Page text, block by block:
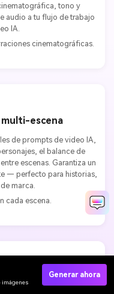
tono y
audio a tu flujo de trabajo
IA.
cinematográficas.
escena
de prompts de video IA,
el balance de
escenas. Garantiza un
— perfecto para historias,
marca.
cada escena.
y movimiento
Generar ahora